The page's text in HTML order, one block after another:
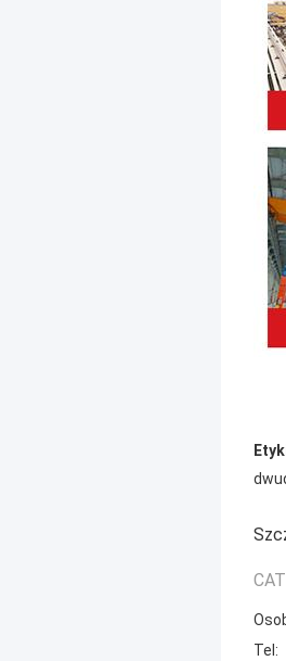
Tel: